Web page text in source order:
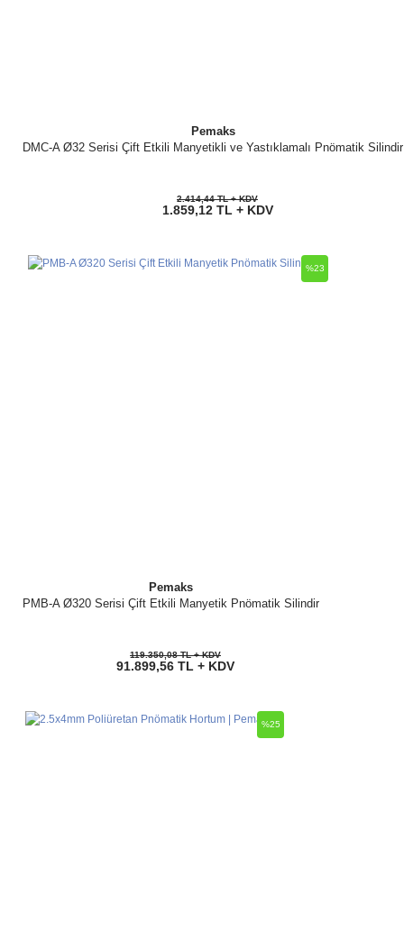
Pemaks
DMC-A Ø32 Serisi Çift Etkili Manyetikli ve Yastıklamalı Pnömatik Silindir
2.414,44 TL + KDV
1.859,12 TL + KDV
Pemaks
PMB-A Ø320 Serisi Çift Etkili Manyetik Pnömatik Silindir
%23
119.350,08 TL + KDV
91.899,56 TL + KDV
%25